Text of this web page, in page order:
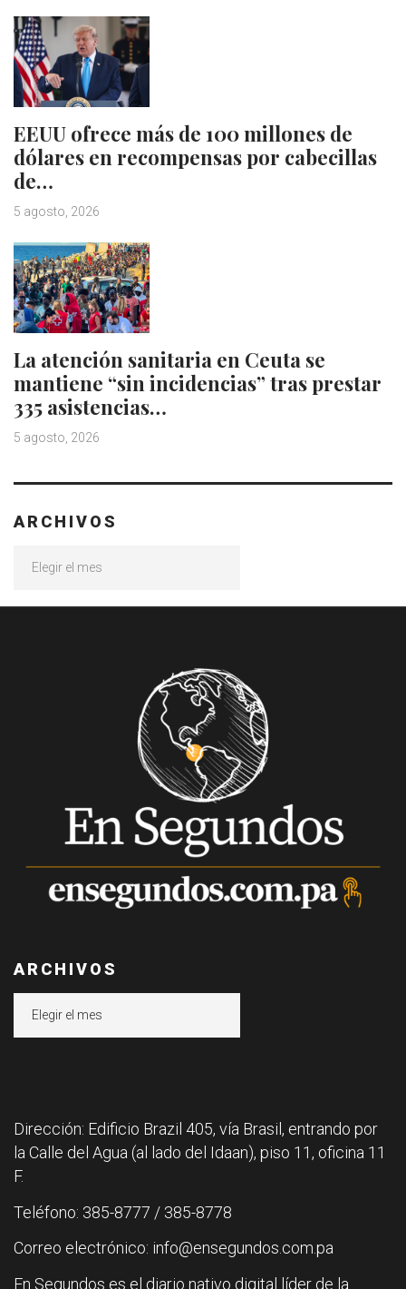
EEUU ofrece más de 100 millones de
dólares en recompensas por cabecillas
de…
5 agosto, 2026
La atención sanitaria en Ceuta se
mantiene “sin incidencias” tras prestar
335 asistencias…
5 agosto, 2026
ARCHIVOS
ARCHIVOS
Dirección: Edificio Brazil 405, vía Brasil, entrando por
la Calle del Agua (al lado del Idaan), piso 11, oficina 11
F.
Teléfono: 385-8777 / 385-8778
Correo electrónico: info@ensegundos.com.pa
En Segundos es el diario nativo digital líder de la